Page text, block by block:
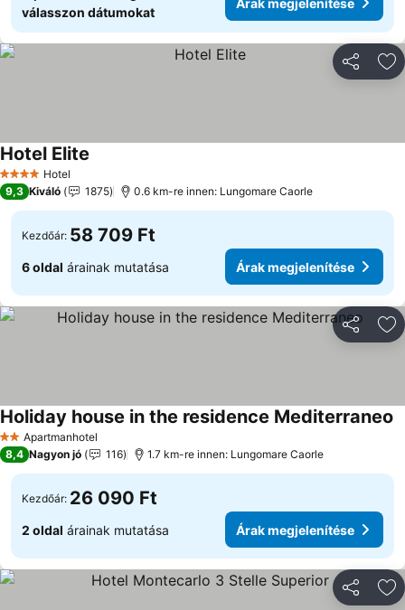
válasszon dátumokat
4 KategóriaHotel
Hotel Elite
9,3 Kiváló 1875 0.6 km-re innen: Lungomare Caorle
Kezdőár: 58 709 Ft
6 oldal árainak mutatása Árak megjelenítése
2 Kategória
Apartmanhotel
Holiday house in the residence Mediterraneo
8,4 Nagyon jó 116 1.7 km-re innen: Lungomare Caorle
Kezdőár: 26 090 Ft
2 oldal árainak mutatása Árak megjelenítése